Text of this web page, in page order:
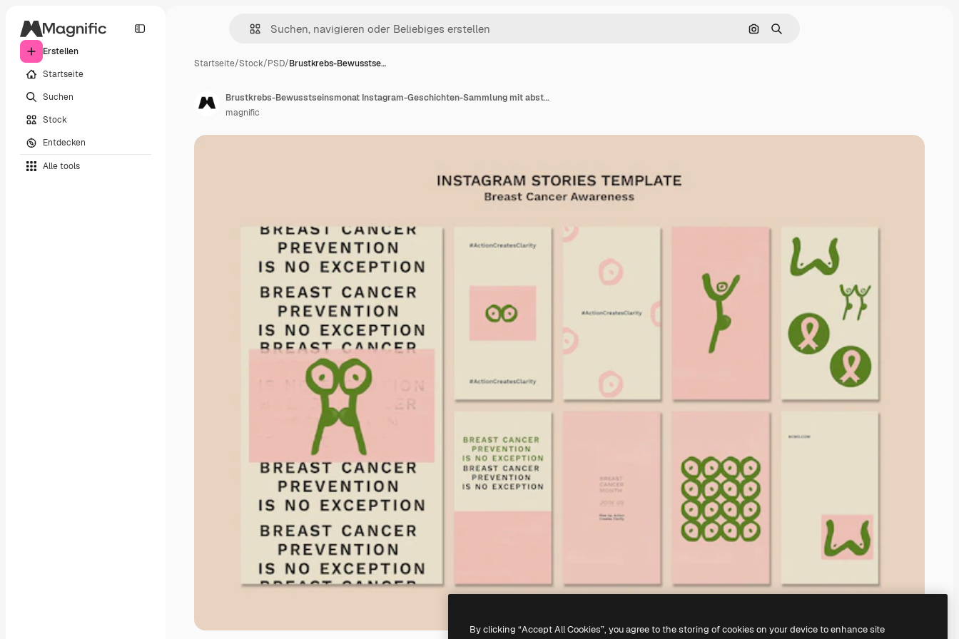
Erstellen
Startseite
Suchen
Stock
Entdecken
Alle tools
Nach Bild suchen
Suchen
Startseite/Stock/PSD/Brustkrebs-Bewusstse…
Brustkrebs-Bewusstseinsmonat Instagram-Geschichten-Sammlung mit abstrakten weiblichen Figuren
magnific
By clicking “Accept All Cookies”, you agree to the storing of cookies on your device to enhance site